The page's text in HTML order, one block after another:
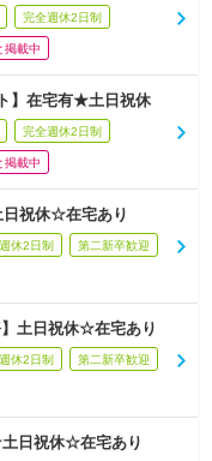
完全週休2日制
掲載中
】在宅有★土日祝休
完全週休2日制
掲載中
祝休☆在宅あり
休2日制 第二新卒歓迎
土日祝休☆在宅あり
休2日制 第二新卒歓迎
日祝休☆在宅あり